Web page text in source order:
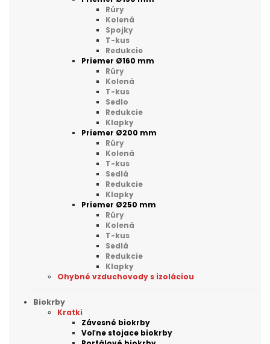
Rúry
Kolená
Spojky
T-kus
Redukcie
Priemer Ø160 mm
Rúry
Kolená
T-kus
Sedlo
Redukcie
Klapky
Priemer Ø200 mm
Rúry
Kolená
T-kus
Sedlá
Redukcie
Klapky
Priemer Ø250 mm
Rúry
Kolená
T-kus
Sedlá
Redukcie
Klapky
Ohybné vzduchovody s izoláciou
Biokrby
Kratki
Závesné biokrby
Voľne stojace biokrby